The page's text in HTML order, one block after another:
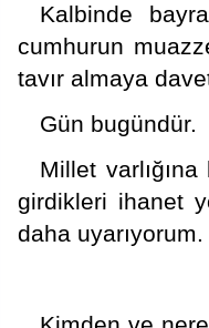
Kalbinde
cumhurun
tavır almaya
Gün bugündür.
Millet
girdikleri ihanet
daha uyarıyorum.